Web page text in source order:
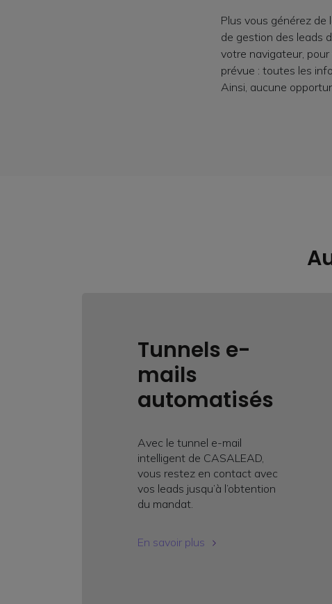
Plus vous générez de
de gestion des leads
votre navigateur,
prévue : toutes les
Ainsi, aucune
Tunnels e-
mails
automatisés
Avec le tunnel e-mail
intelligent de CASALEAD,
vous restez en contact avec
vos leads jusqu’à l’obtention
du mandat.
En savoir plus